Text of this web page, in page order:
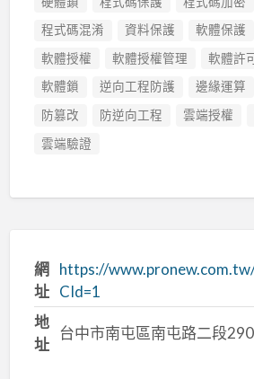
程式碼混淆
資料保護 軟體保護
軟體授權
軟體授權管理 軟體許
軟體鎖
逆向工程防護 邊緣運算
防篡改
防逆向工程 雲端授權
雲端驗證
網
址
https://
CId=1
地
址
台中市南屯區南屯路二段